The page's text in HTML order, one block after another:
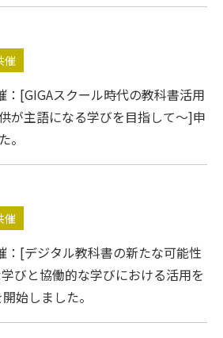
催
[GIGAスクール時代の教科書活用
が主語になる学びを目指して～]申
。
催
：[デジタル教科書の新たな可能性
びと協働的な学びにおける活用を
始しました。